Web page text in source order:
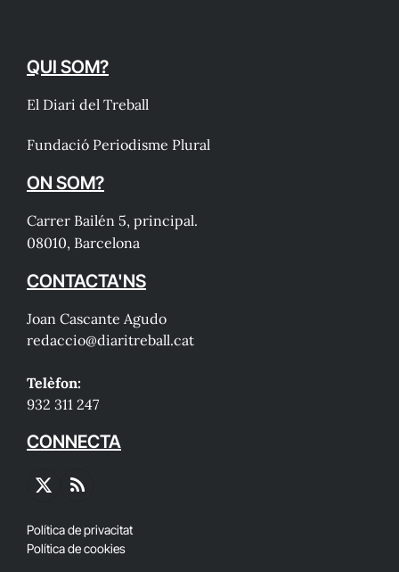
QUI SOM?
El Diari del Treball
Fundació Periodisme Plural
ON SOM?
Carrer Bailén 5, principal.
08010, Barcelona
CONTACTA'NS
Joan Cascante Agudo
redaccio@diaritreball.cat
Telèfon:
932 311 247
CONNECTA
X
RSS
Política de privacitat
Política de cookies